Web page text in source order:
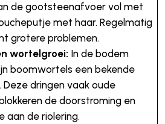
de gootsteenafvoer vol met
met haar. Regelmatig
grotere problemen.
wortelgroei: In de bodem
boomwortels een bekende
dringen vaak oude
de doorstroming en
aan de riolering.